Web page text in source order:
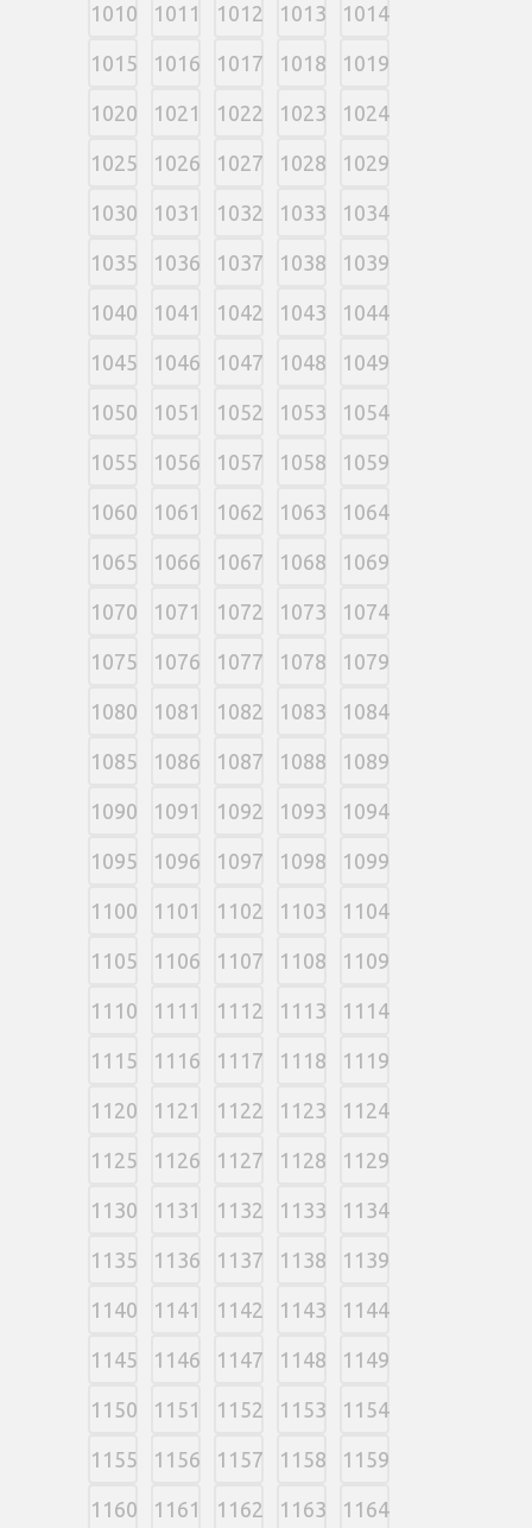
1010 1011 1012 1013 1014
1015 1016 1017 1018 1019
1020 1021 1022 1023 1024
1025 1026 1027 1028 1029
1030 1031 1032 1033 1034
1035 1036 1037 1038 1039
1040 1041 1042 1043 1044
1045 1046 1047 1048 1049
1050 1051 1052 1053 1054
1055 1056 1057 1058 1059
1060 1061 1062 1063 1064
1065 1066 1067 1068 1069
1070 1071 1072 1073 1074
1075 1076 1077 1078 1079
1080 1081 1082 1083 1084
1085 1086 1087 1088 1089
1090 1091 1092 1093 1094
1095 1096 1097 1098 1099
1100 1101 1102 1103 1104
1105 1106 1107 1108 1109
1110 1111 1112 1113 1114
1115 1116 1117 1118 1119
1120 1121 1122 1123 1124
1125 1126 1127 1128 1129
1130 1131 1132 1133 1134
1135 1136 1137 1138 1139
1140 1141 1142 1143 1144
1145 1146 1147 1148 1149
1150 1151 1152 1153 1154
1155 1156 1157 1158 1159
1160 1161 1162 1163 1164